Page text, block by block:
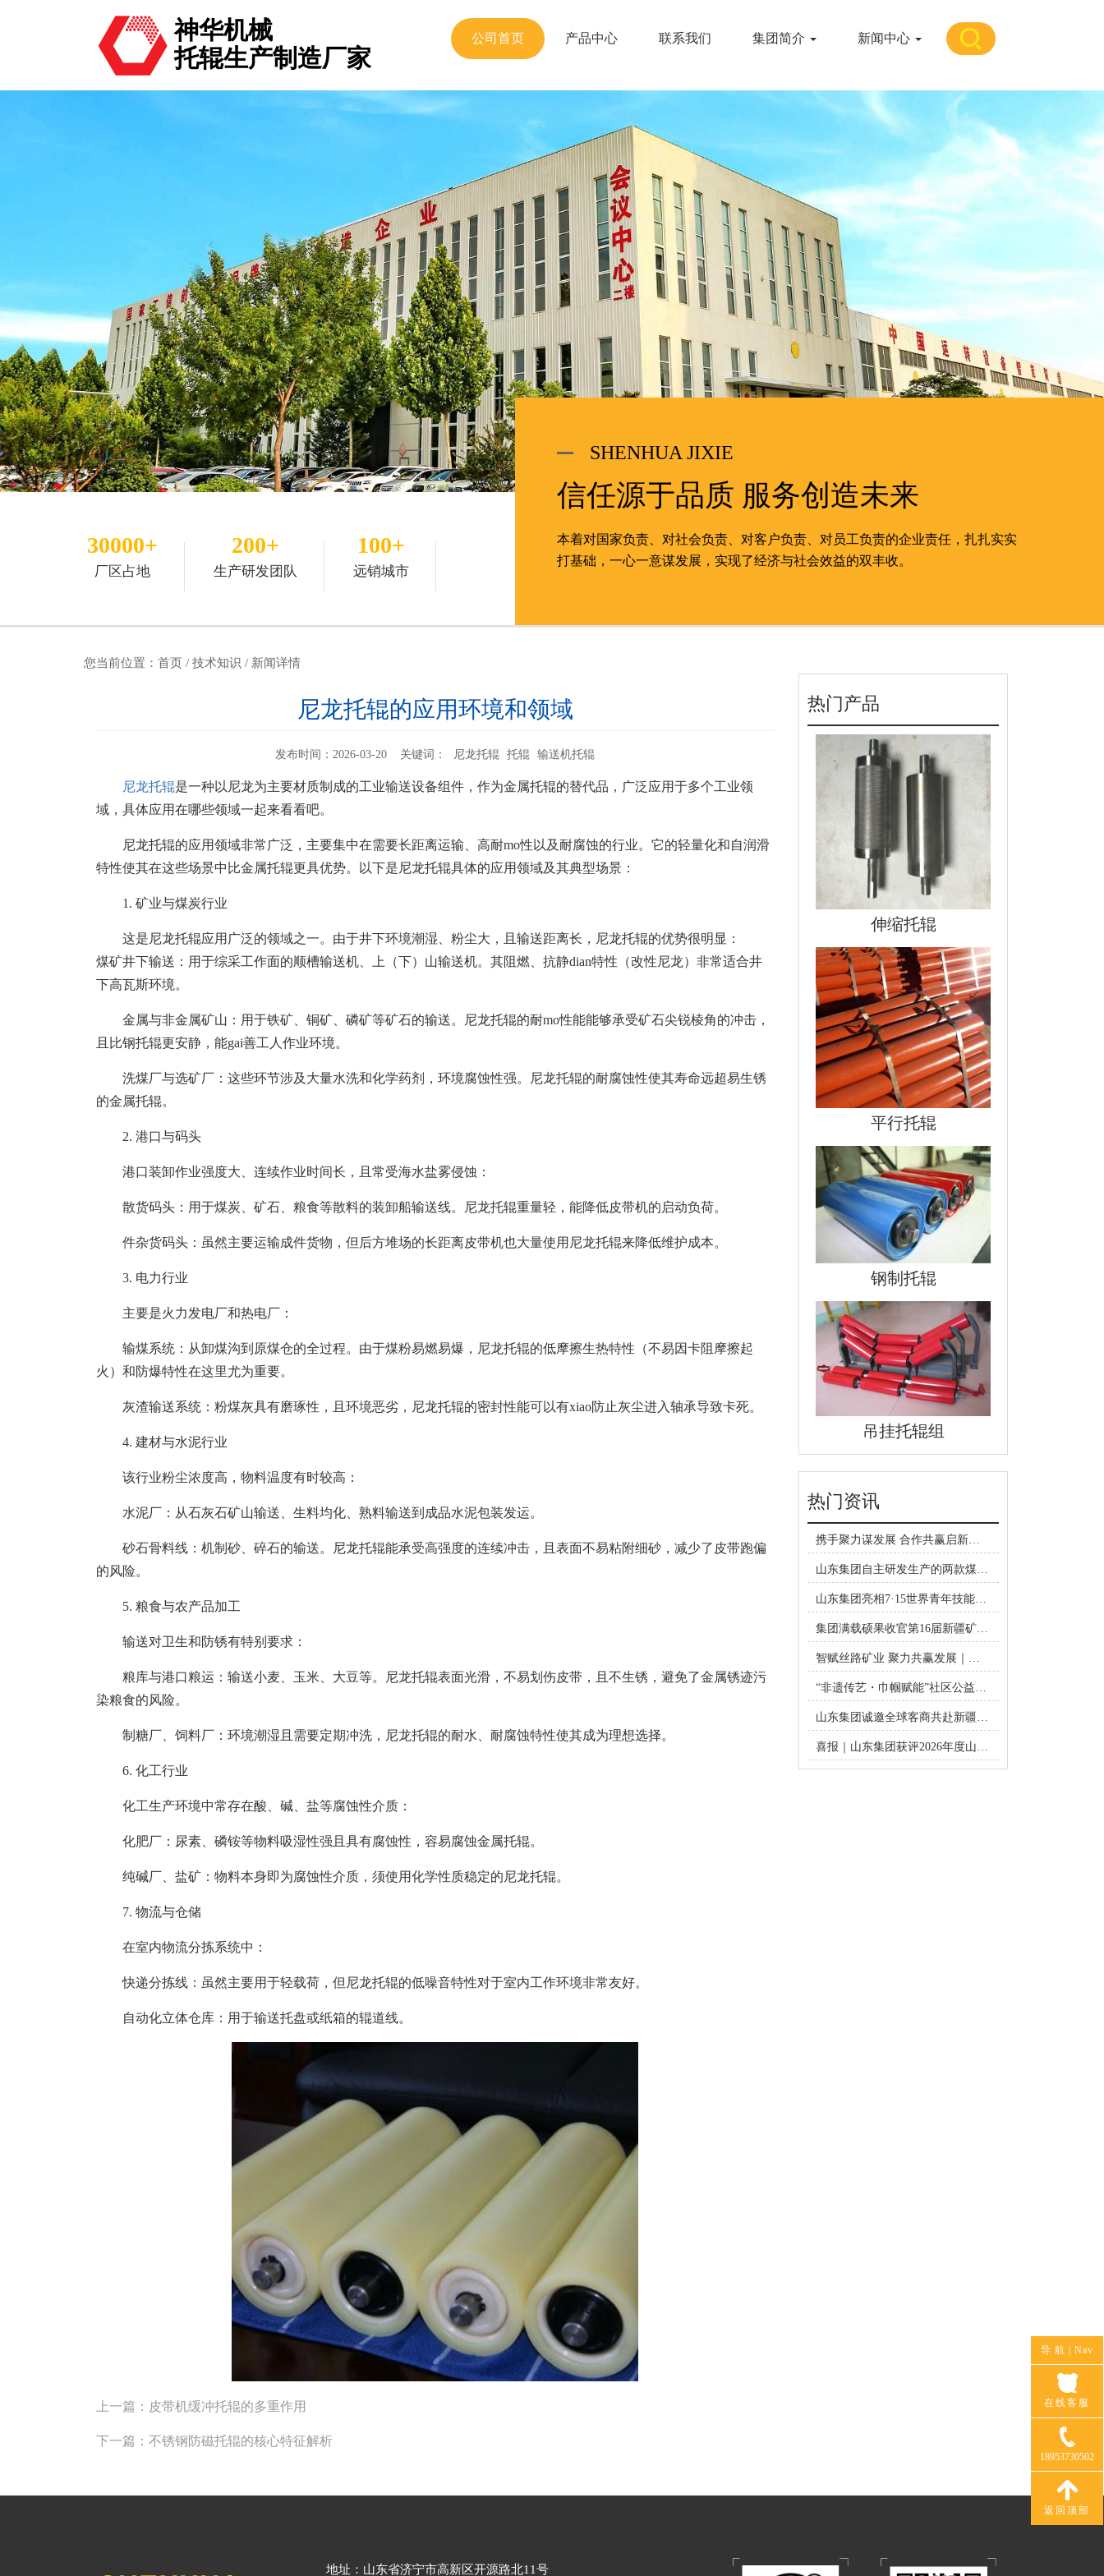
神华机械
托辊生产制造厂家
公司首页 产品中心 联系我们 集团简介 新闻中心
30000+
厂区占地
200+
生产研发团队
100+
远销城市
SHENHUA JIXIE
信任源于品质 服务创造未来
本着对国家负责、对社会负责、对客户负责、对员工负责的企业责任，扎扎实实
打基础，一心一意谋发展，实现了经济与社会效益的双丰收。
您当前位置： 首页 / 技术知识 / 新闻详情
尼龙托辊的应用环境和领域
发布时间：2026-03-20 关键词： 尼龙托辊 托辊 输送机托辊
尼龙托辊是一种以尼龙为主要材质制成的工业输送设备组件，作为金属托辊的替代品，广泛应用于多个工业领
域，具体应用在哪些领域一起来看看吧。
尼龙托辊的应用领域非常广泛，主要集中在需要长距离运输、高耐mo性以及耐腐蚀的行业。它的轻量化和自润滑
特性使其在这些场景中比金属托辊更具优势。以下是尼龙托辊具体的应用领域及其典型场景：
1. 矿业与煤炭行业
这是尼龙托辊应用广泛的领域之一。由于井下环境潮湿、粉尘大，且输送距离长，尼龙托辊的优势很明显：
煤矿井下输送：用于综采工作面的顺槽输送机、上（下）山输送机。其阻燃、抗静dian特性（改性尼龙）非常适合井
下高瓦斯环境。
金属与非金属矿山：用于铁矿、铜矿、磷矿等矿石的输送。尼龙托辊的耐mo性能能够承受矿石尖锐棱角的冲击，
且比钢托辊更安静，能gai善工人作业环境。
洗煤厂与选矿厂：这些环节涉及大量水洗和化学药剂，环境腐蚀性强。尼龙托辊的耐腐蚀性使其寿命远超易生锈
的金属托辊。
2. 港口与码头
港口装卸作业强度大、连续作业时间长，且常受海水盐雾侵蚀：
散货码头：用于煤炭、矿石、粮食等散料的装卸船输送线。尼龙托辊重量轻，能降低皮带机的启动负荷。
件杂货码头：虽然主要运输成件货物，但后方堆场的长距离皮带机也大量使用尼龙托辊来降低维护成本。
3. 电力行业
主要是火力发电厂和热电厂：
输煤系统：从卸煤沟到原煤仓的全过程。由于煤粉易燃易爆，尼龙托辊的低摩擦生热特性（不易因卡阻摩擦起
火）和防爆特性在这里尤为重要。
灰渣输送系统：粉煤灰具有磨琢性，且环境恶劣，尼龙托辊的密封性能可以有xiao防止灰尘进入轴承导致卡死。
4. 建材与水泥行业
该行业粉尘浓度高，物料温度有时较高：
水泥厂：从石灰石矿山输送、生料均化、熟料输送到成品水泥包装发运。
砂石骨料线：机制砂、碎石的输送。尼龙托辊能承受高强度的连续冲击，且表面不易粘附细砂，减少了皮带跑偏
的风险。
5. 粮食与农产品加工
输送对卫生和防锈有特别要求：
粮库与港口粮运：输送小麦、玉米、大豆等。尼龙托辊表面光滑，不易划伤皮带，且不生锈，避免了金属锈迹污
染粮食的风险。
制糖厂、饲料厂：环境潮湿且需要定期冲洗，尼龙托辊的耐水、耐腐蚀特性使其成为理想选择。
6. 化工行业
化工生产环境中常存在酸、碱、盐等腐蚀性介质：
化肥厂：尿素、磷铵等物料吸湿性强且具有腐蚀性，容易腐蚀金属托辊。
纯碱厂、盐矿：物料本身即为腐蚀性介质，须使用化学性质稳定的尼龙托辊。
7. 物流与仓储
在室内物流分拣系统中：
快递分拣线：虽然主要用于轻载荷，但尼龙托辊的低噪音特性对于室内工作环境非常友好。
自动化立体仓库：用于输送托盘或纸箱的辊道线。
上一篇： 皮带机缓冲托辊的多重作用
下一篇： 不锈钢防磁托辊的核心特征解析
热门产品
伸缩托辊
平行托辊
钢制托辊
吊挂托辊组
热门资讯
携手聚力谋发展 合作共赢启新篇
｜济宁联通公司领导莅临山东集团
山东集团自主研发生产的两款煤矿
井下自动隔爆装置成功取得矿用产
山东集团亮相7·15世界青年技能日
济宁主题活动
集团满载硕果收官第16届新疆矿博
会
智赋丝路矿业 聚力共赢发展｜山
东集团惊艳亮相第16届新疆国际矿
“非遗传艺・巾帼赋能”社区公益项
目共建签约仪式在山东集团圆满举
山东集团诚邀全球客商共赴新疆矿
博会
喜报｜山东集团获评2026年度山东
省出口品牌企业
地址：山东省济宁市高新区开源路北11号
导 航 | Nav
在线客服
18953730502
返回顶部